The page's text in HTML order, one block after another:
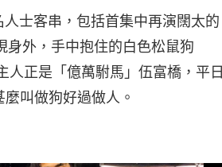
士客串，包括首集中再演闊太的
身外，手中抱住的白色松鼠狗
正是「億萬駙馬」伍富橋，平日
叫做狗好過做人。